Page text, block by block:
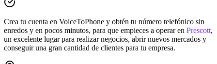
Crea tu cuenta en VoiceToPhone y obtén tu número telefónico sin
enredos y en pocos minutos, para que empieces a operar en Prescott,
un excelente lugar para realizar negocios, abrir nuevos mercados y
conseguir una gran cantidad de clientes para tu empresa.